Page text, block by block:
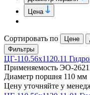
Цена
Сортировать по Цене
Фильтры
ЦГ-110.56х1120.11
Применяемость ЭО-
Диаметр поршня 110 мм
Цену уточняйте у